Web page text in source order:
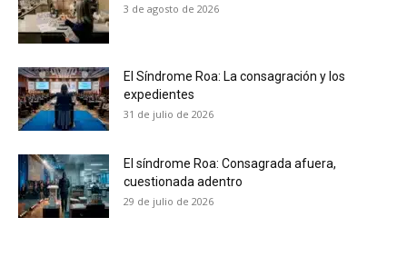
3 de agosto de 2026
El Síndrome Roa: La consagración y los
expedientes
31 de julio de 2026
El síndrome Roa: Consagrada afuera,
cuestionada adentro
29 de julio de 2026